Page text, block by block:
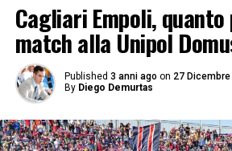
Cagliari Empoli, quanto
match alla Unipol
Published 3 anni ago on 27 Dicembre
By Diego Demurtas